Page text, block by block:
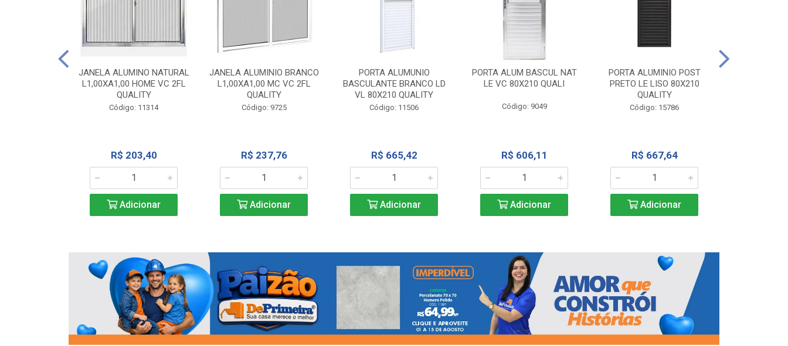
JANELA ALUMINO NATURAL
L1,00XA1,00 HOME VC 2FL
QUALITY
Código: 11314
R$ 203,40
Adicionar
JANELA ALUMINIO BRANCO
L1,00XA1,00 MC VC 2FL
QUALITY
Código: 9725
R$ 237,76
Adicionar
PORTA ALUMUNIO
BASCULANTE BRANCO LD
VL 80X210 QUALITY
Código: 11506
R$ 665,42
Adicionar
PORTA ALUM BASCUL NAT
LE VC 80X210 QUALI
Código: 9049
R$ 606,11
Adicionar
PORTA ALUMINIO POST
PRETO LE LISO 80X210
QUALITY
Código: 15786
R$ 667,64
Adicionar